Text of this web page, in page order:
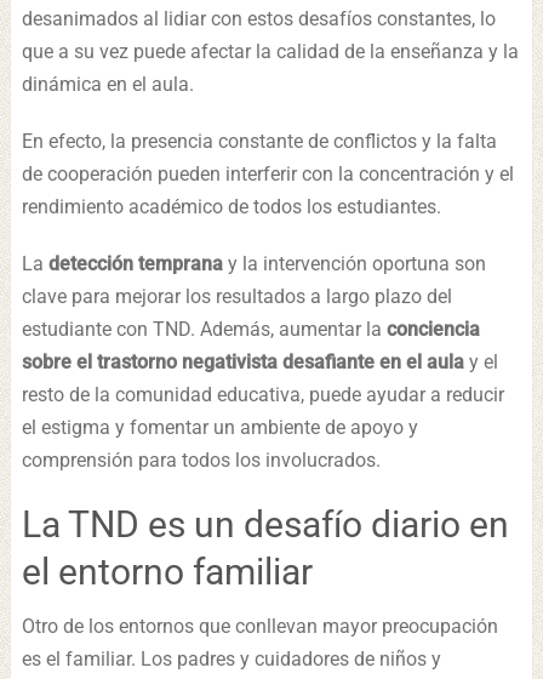
desanimados al lidiar con estos desafíos constantes, lo
que a su vez puede afectar la calidad de la enseñanza y la
dinámica en el aula.
En efecto, la presencia constante de conflictos y la falta
de cooperación pueden interferir con la concentración y el
rendimiento académico de todos los estudiantes.
La detección tempranay la intervención oportuna son
clave para mejorar los resultados a largo plazo del
estudiante con TND. Además, aumentar la conciencia
sobre el trastorno negativista desafiante en el aulay el
resto de la comunidad educativa, puede ayudar a reducir
el estigma y fomentar un ambiente de apoyo y
comprensión para todos los involucrados.
La TND es un desafío diario en
el entorno familiar
Otro de los entornos que conllevan mayor preocupación
es el familiar. Los padres y cuidadores de niños y